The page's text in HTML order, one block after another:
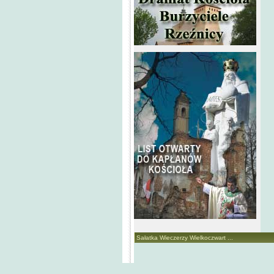
Sałatka Wieczerzy Wielkoczwart ...